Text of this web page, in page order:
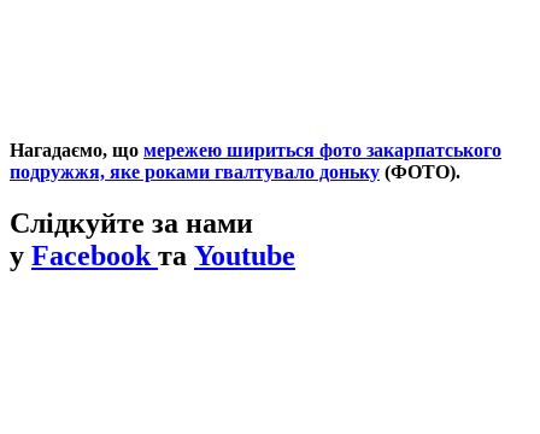
Нагадаємо, що мережею шириться фото закарпатського
подружжя, яке роками гвалтувало доньку (ФОТО).
Слідкуйте за нами
у Facebook та Youtube